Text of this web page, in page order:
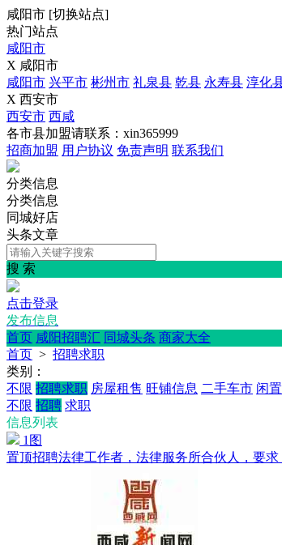
咸阳市 [切换站点]
热门站点
咸阳市
X 咸阳市
咸阳市 兴平市 彬州市 礼泉县 乾县 永寿县 淳化
X 西安市
西安市 西咸
各市县加盟请联系：xin365999
招商加盟 用户协议 免责声明 联系我们
分类信息
分类信息
同城好店
头条文章
搜 索
点击登录
发布信息
首页 咸阳招聘汇 同城头条 商家大全
首页 > 招聘求职
类别：
不限 招聘求职 房屋租售 旺铺信息 二手车市 闲
不限 招聘 求职
信息列表
1图
置顶招聘法律工作者，法律服务所合伙人，要